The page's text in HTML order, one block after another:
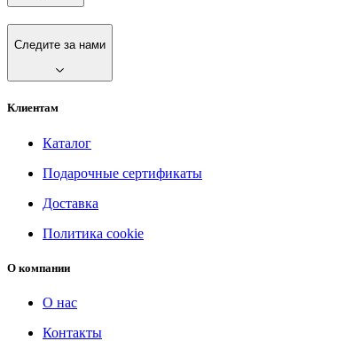
Следите за нами
Клиентам
Каталог
Подарочные сертификаты
Доставка
Политика cookie
О компании
О нас
Контакты